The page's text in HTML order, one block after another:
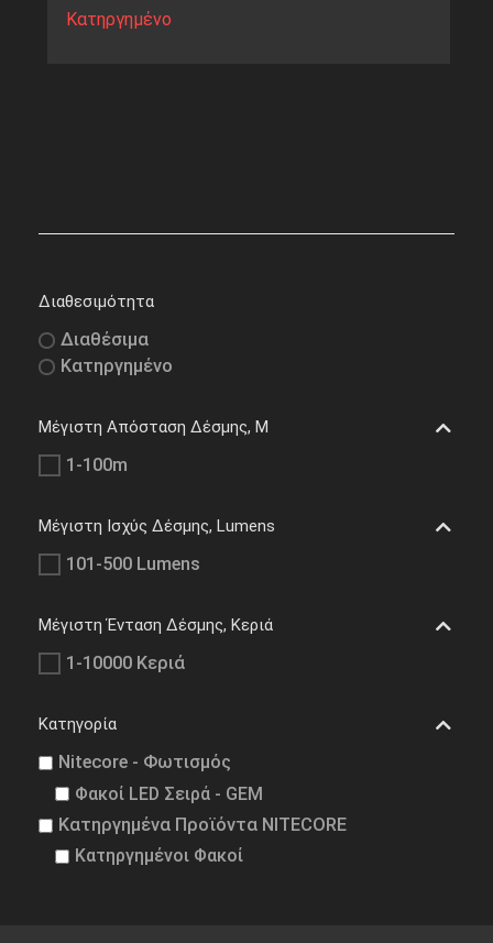
Κατηργημένο
Διαθεσιμότητα
Διαθέσιμα
Κατηργημένο
Μέγιστη Απόσταση Δέσμης, M
1-100m
Μέγιστη Ισχύς Δέσμης, Lumens
101-500 Lumens
Μέγιστη Ένταση Δέσμης, Κεριά
1-10000 Κεριά
Κατηγορία
Nitecore - Φωτισμός
Φακοί LED Σειρά - GEM
Κατηργημένα Προϊόντα NITECORE
Κατηργημένοι Φακοί